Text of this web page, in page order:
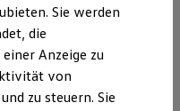
Produkte
(
Sie werden
die
Anzeige zu
von
zu steuern. Sie